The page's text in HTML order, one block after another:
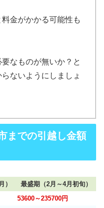
金がかかる可能性も
なものが無いか？と
ないようにしましょ
までの引越し金額
）
最盛期（2月～4月初旬）
53600～235700円